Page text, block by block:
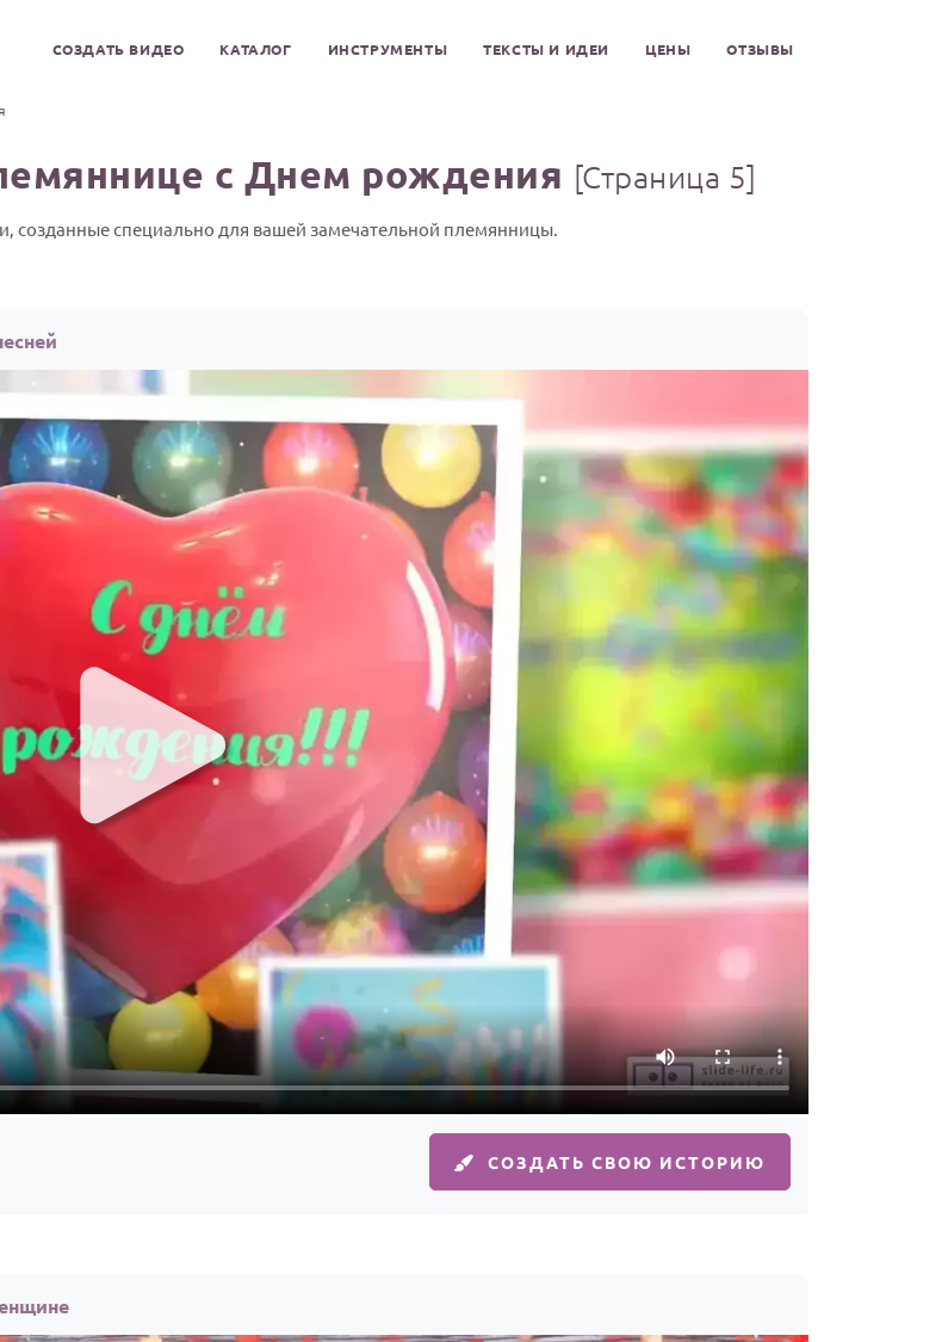
СОЗДАТЬ ВИДЕО КАТАЛОГ ИНСТРУМЕНТЫ ТЕКСТЫ И ИДЕИ ЦЕНЫ ОТЗЫВЫ
с Днем рождения [Страница 5]
созданные специально для вашей замечательной племянницы.
СОЗДАТЬ СВОЮ ИСТОРИЮ